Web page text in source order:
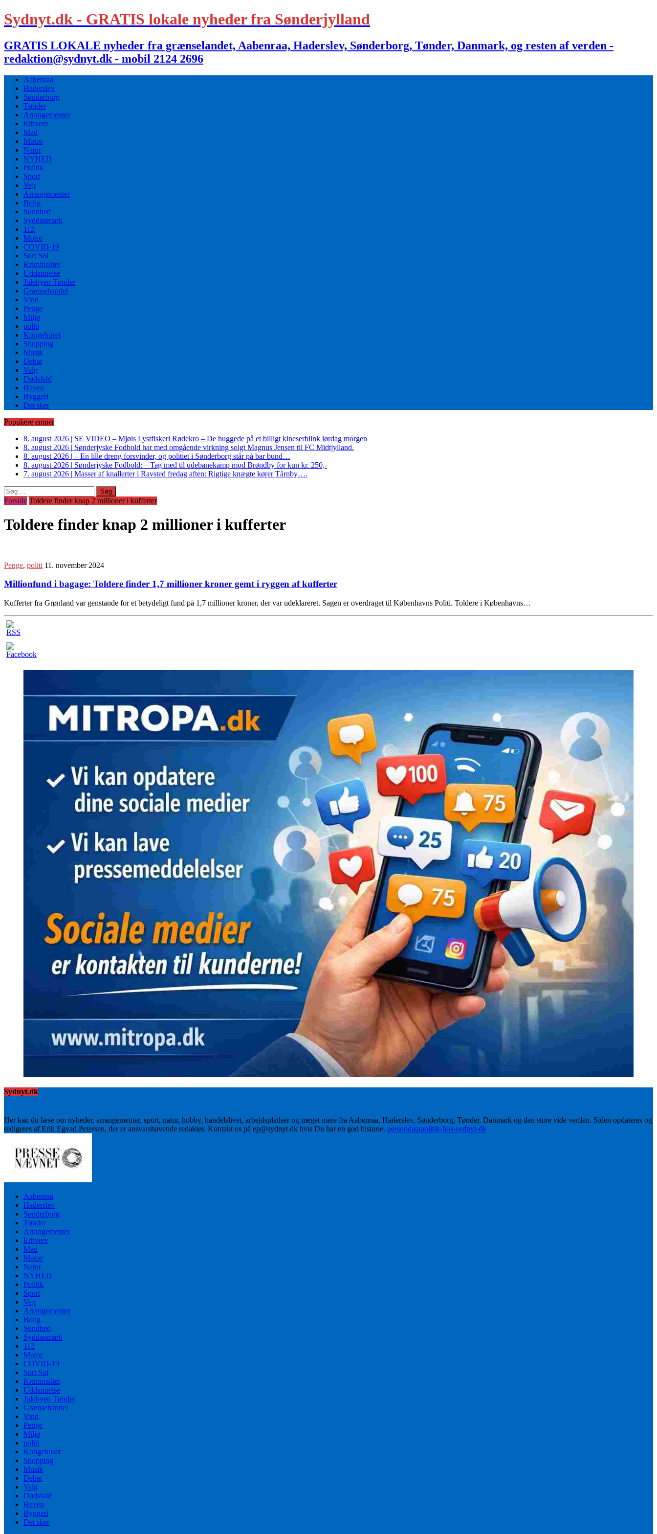
Sydnyt.dk - GRATIS lokale nyheder fra Sønderjylland
GRATIS LOKALE nyheder fra grænselandet, Aabenraa, Haderslev, Sønderborg, Tønder, Danmark, og resten af verden -
redaktion@sydnyt.dk - mobil 2124 2696
Aabenraa
Haderslev
Sønderborg
Tønder
Arrangementer
Erhverv
Mad
Motor
Natur
NYHED
Politik
Sport
Vejr
Arrangementer
Bolig
Sundhed
Syddanmark
112
Motor
COVID-19
Sort Sol
Kriminalitet
Uddannelse
Julebyen Tønder
Grænsehandel
Vind
Penge
Miljø
politi
Kongehuset
Shopping
Musik
Debat
Valg
Dødsfald
Haven
Byggeri
Det sker
Populære emner
8. august 2026 | SE VIDEO – Mjøls Lystfiskeri Rødekro – De huggede på et billigt kineserblink lørdag morgen
8. august 2026 | Sønderjyske Fodbold har med omgående virkning solgt Magnus Jensen til FC Midtjylland.
8. august 2026 | – En lille dreng forsvinder, og politiet i Sønderborg står på bar bund…
8. august 2026 | Sønderjyske Fodbold: – Tag med til udebanekamp mod Brøndby for kun kr. 250,-
7. august 2026 | Masser af knallerter i Ravsted fredag aften: Rigtige knægte kører Tårnby….
Søg
efter:
Forside Toldere finder knap 2 millioner i kufferter
Toldere finder knap 2 millioner i kufferter
Penge, politi 11. november 2024
Millionfund i bagage: Toldere finder 1,7 millioner kroner gemt i ryggen af kufferter
Kufferter fra Grønland var genstande for et betydeligt fund på 1,7 millioner kroner, der var udeklareret. Sagen er overdraget til Københavns Politi. Toldere i Københavns…
Sydnyt.dk
Her kan du læse om nyheder, arrangementer, sport, natur, hobby, handelslivet, arbejdspladser og meget mere fra Aabenraa, Haderslev, Sønderborg, Tønder, Danmark og den store vide verden. Siden opdateres og
redigeres af Erik Egvad Petersen, der er ansvarshavende redaktør. Kontakt os på ep@sydnyt.dk hvis Du har en god historie. persondatapolitik-hos-sydnyt-dk
Aabenraa
Haderslev
Sønderborg
Tønder
Arrangementer
Erhverv
Mad
Motor
Natur
NYHED
Politik
Sport
Vejr
Arrangementer
Bolig
Sundhed
Syddanmark
112
Motor
COVID-19
Sort Sol
Kriminalitet
Uddannelse
Julebyen Tønder
Grænsehandel
Vind
Penge
Miljø
politi
Kongehuset
Shopping
Musik
Debat
Valg
Dødsfald
Haven
Byggeri
Det sker